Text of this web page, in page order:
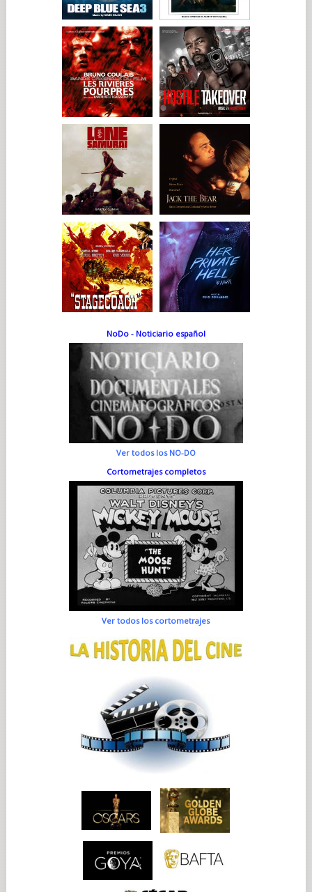
NoDo - Noticiario español
Ver todos los NO-DO
Cortometrajes completos
Ver todos los cortometrajes